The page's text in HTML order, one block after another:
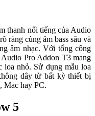
thanh nổi tiếng của Audio
ràng cùng âm bass sâu và
âm nhạc. Với tổng công
Audio Pro Addon T3 mang
loa nhỏ. Sử dụng mẫu loa
dây từ bất kỳ thiết bị
Mac hay PC.
5